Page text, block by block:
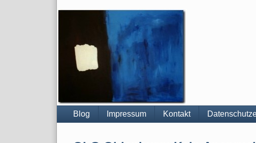
Blog Impressum Kontakt